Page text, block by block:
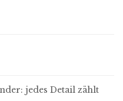
jedes Detail zählt